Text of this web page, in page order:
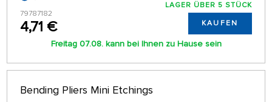
79787182
4,71 €
LAGER ÜBER 5 STÜCK
KAUFEN
Freitag 07.08. kann bei Ihnen zu Hause sein
Bending Pliers Mini Etchings